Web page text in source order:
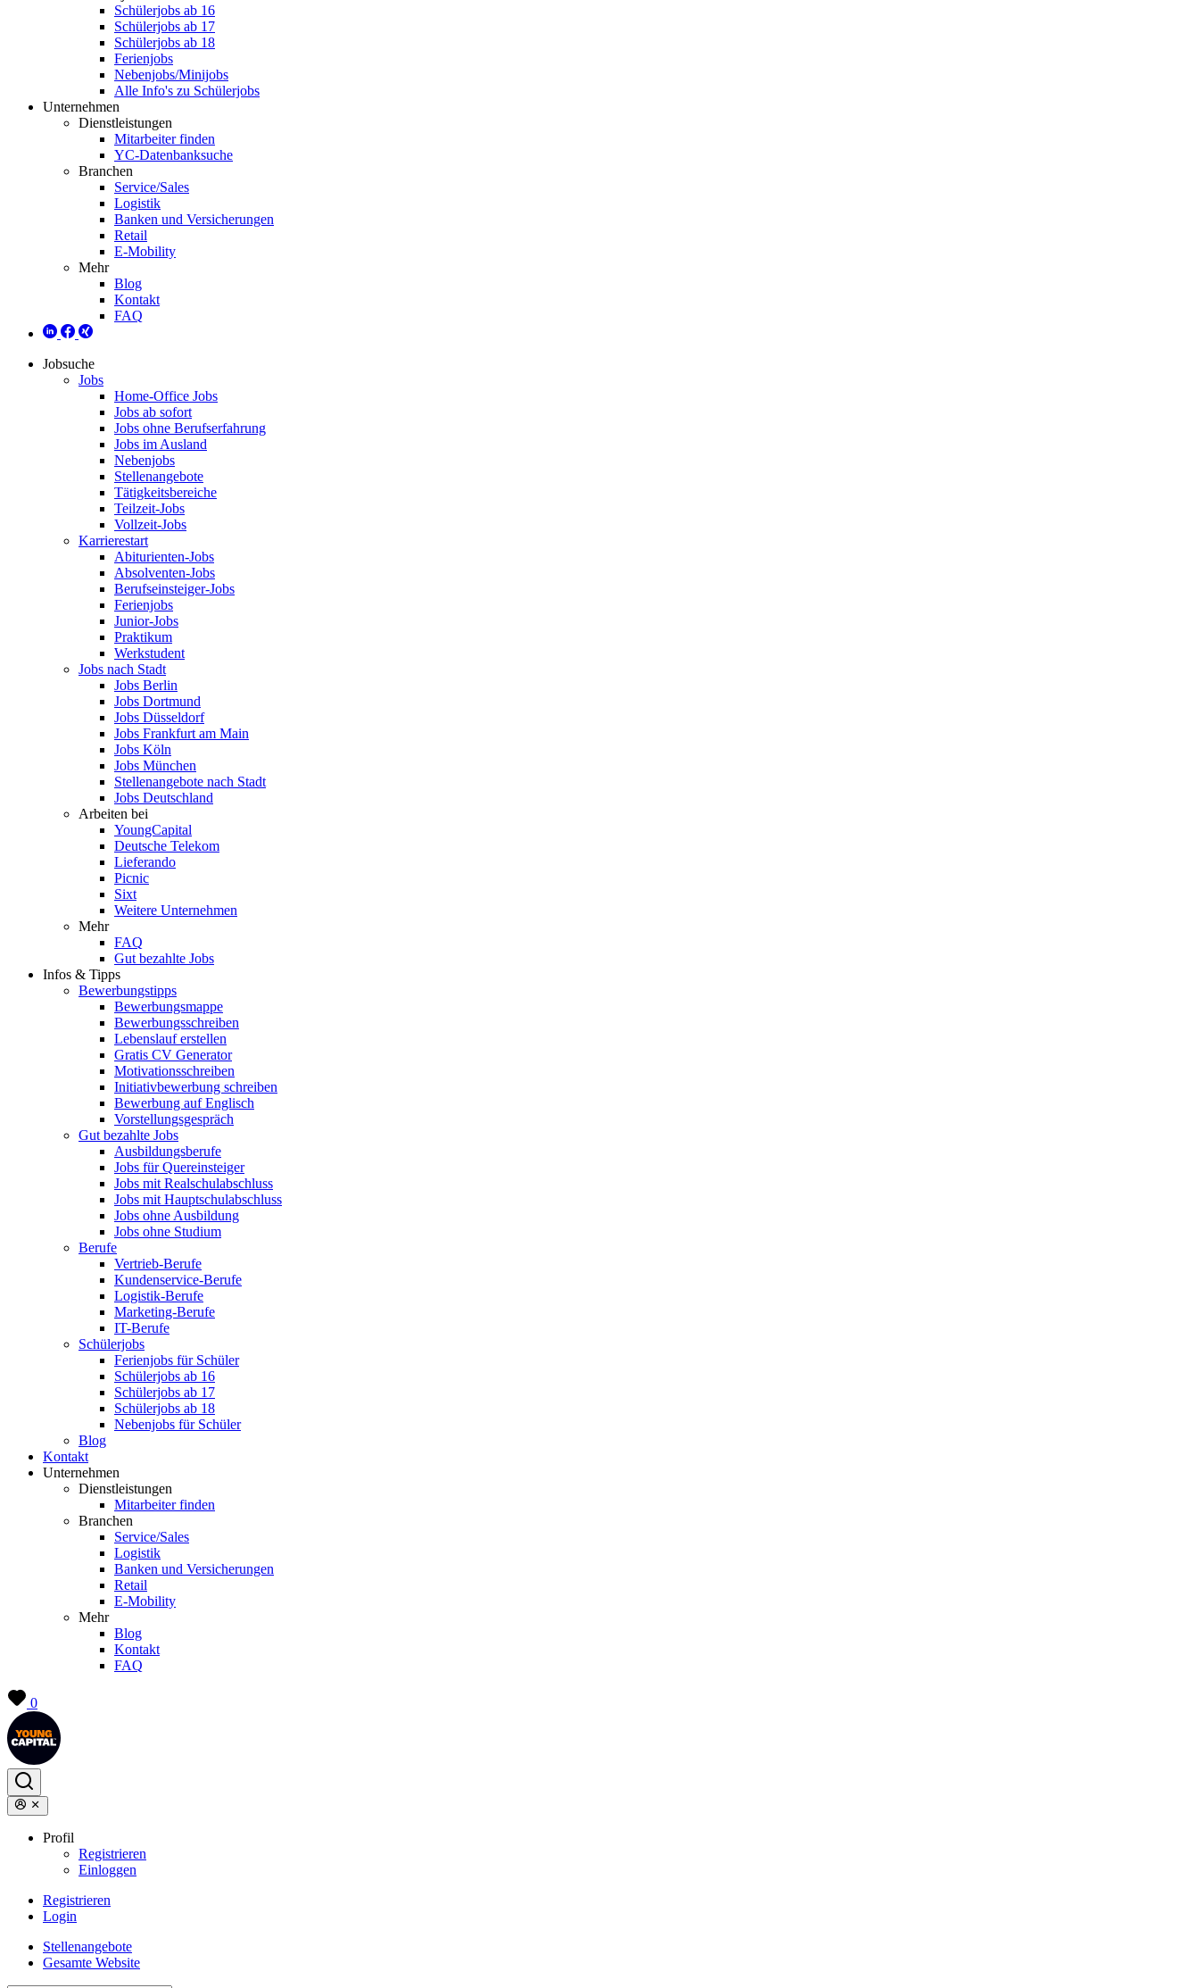
Schülerjobs ab 16
Schülerjobs ab 17
Schülerjobs ab 18
Ferienjobs
Nebenjobs/Minijobs
Alle Info's zu Schülerjobs
Unternehmen
Dienstleistungen
Mitarbeiter finden
YC-Datenbanksuche
Branchen
Service/Sales
Logistik
Banken und Versicherungen
Retail
E-Mobility
Mehr
Blog
Kontakt
FAQ
Jobsuche
Jobs
Home-Office Jobs
Jobs ab sofort
Jobs ohne Berufserfahrung
Jobs im Ausland
Nebenjobs
Stellenangebote
Tätigkeitsbereiche
Teilzeit-Jobs
Vollzeit-Jobs
Karrierestart
Abiturienten-Jobs
Absolventen-Jobs
Berufseinsteiger-Jobs
Ferienjobs
Junior-Jobs
Praktikum
Werkstudent
Jobs nach Stadt
Jobs Berlin
Jobs Dortmund
Jobs Düsseldorf
Jobs Frankfurt am Main
Jobs Köln
Jobs München
Stellenangebote nach Stadt
Jobs Deutschland
Arbeiten bei
YoungCapital
Deutsche Telekom
Lieferando
Picnic
Sixt
Weitere Unternehmen
Mehr
FAQ
Gut bezahlte Jobs
Infos & Tipps
Bewerbungstipps
Bewerbungsmappe
Bewerbungsschreiben
Lebenslauf erstellen
Gratis CV Generator
Motivationsschreiben
Initiativbewerbung schreiben
Bewerbung auf Englisch
Vorstellungsgespräch
Gut bezahlte Jobs
Ausbildungsberufe
Jobs für Quereinsteiger
Jobs mit Realschulabschluss
Jobs mit Hauptschulabschluss
Jobs ohne Ausbildung
Jobs ohne Studium
Berufe
Vertrieb-Berufe
Kundenservice-Berufe
Logistik-Berufe
Marketing-Berufe
IT-Berufe
Schülerjobs
Ferienjobs für Schüler
Schülerjobs ab 16
Schülerjobs ab 17
Schülerjobs ab 18
Nebenjobs für Schüler
Blog
Kontakt
Unternehmen
Dienstleistungen
Mitarbeiter finden
Branchen
Service/Sales
Logistik
Banken und Versicherungen
Retail
E-Mobility
Mehr
Blog
Kontakt
FAQ
0
Profil
Registrieren
Einloggen
Registrieren
Login
Stellenangebote
Gesamte Website